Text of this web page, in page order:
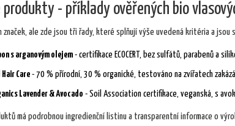
produkty - příklady ověřených bio
značek, ale zde jsou tři řady, které splňují výše uvedená kritéria a jsou
s arganovým olejem - certifikace ECOCERT, bez sulfátů, parabenů a
Care - 70 % přírodní, 30 % organické, testováno na zvířatech
Lavender & Avocado - Soil Association certifikace, veganská, s
má podrobnou ingredienční listinu a transparentní informace o